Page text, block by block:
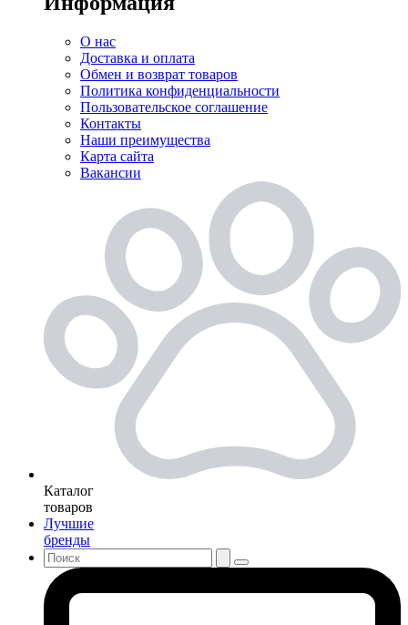
О нас
Доставка и оплата
Обмен и возврат товаров
Политика конфиденциальности
Пользовательское соглашение
Контакты
Наши преимущества
Карта сайта
Вакансии
Каталог
товаров
Лучшие
бренды